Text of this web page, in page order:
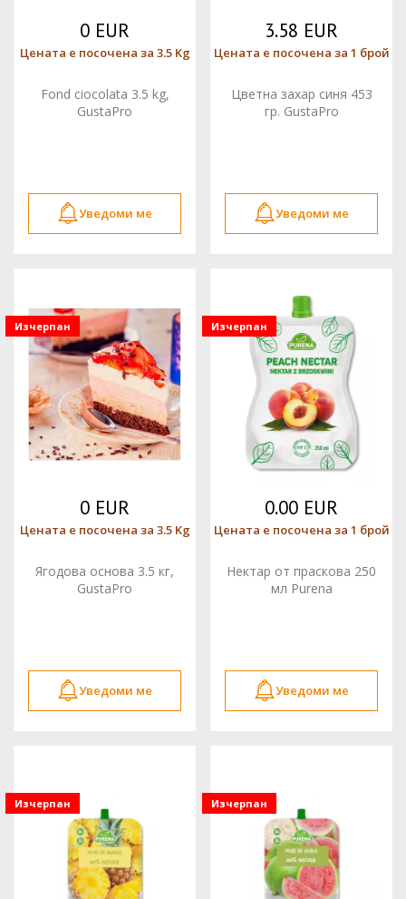
0 EUR
Цената е посочена за 3.5 Kg
Fond ciocolata 3.5 kg,
GustaPro
Уведоми ме
3.58 EUR
Цената е посочена за 1 брой
Цветна захар синя 453
гр. GustaPro
Уведоми ме
Изчерпан
0 EUR
Цената е посочена за 3.5 Kg
Ягодова основа 3.5 кг,
GustaPro
Уведоми ме
Изчерпан
0.00 EUR
Цената е посочена за 1 брой
Нектар от праскова 250
мл Purena
Уведоми ме
Изчерпан Изчерпан